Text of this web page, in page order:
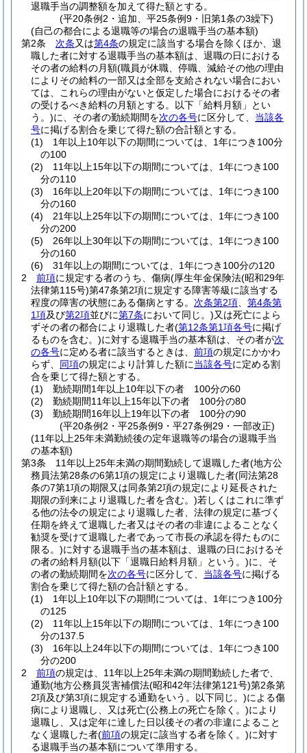
退職手当の調整額を加えて得た額とする。
(平20条例2・追加、平25条例9・旧第1条の3繰下)
(自己の都合による退職等の場合の退職手当の基本額)
第2条
次条又は第4条の規定に該当する場合を除くほか、退
職した者に対する退職手当の基本額は、退職の日における
その者の給料の月額(職員が休職、停職、減給その他の理由
によりその給料の一部又は全部を支給されない場合におい
ては、これらの理由がないと仮定した場合におけるその者
の受けるべき給料の月額とする。以下「給料月額」とい
う。)に、その者の勤続期間を次の各号に区分して、 当該各
号に掲げる割合を乗じて得た額の合計額とする。
(1)
1年以上10年以下の期間については、1年につき100分
の100
(2)
11年以上15年以下の期間については、1年につき100
分の110
(3)
16年以上20年以下の期間については、1年につき100
分の160
(4)
21年以上25年以下の期間については、1年につき100
分の200
(5)
26年以上30年以下の期間については、1年につき100
分の160
(6)
31年以上の期間については、1年につき100分の120
2
前項に規定する者のうち、傷病(厚生年金保険法(昭和29年
法律第115号)第47条第2項に規定する障害等級に該当する
程度の障害の状態にある傷病とする。 次条第2項
第4条第
1項及び第2項並びに第7条において同じ。)又は死亡によら
ずその者の都合により退職した者(第12条第1項各号に掲げ
るものを含む。)に対する退職手当の基本額は、その者が次
の各号に定める者に該当するときは、 前項の規定にかかわ
らず、 同項の規定により計算した額に当該各号に定める割
合を乗じて得た額とする。
(1)
勤続期間1年以上10年以下の者 100分の60
(2)
勤続期間11年以上15年以下の者 100分の80
(3)
勤続期間16年以上19年以下の者 100分の90
(平20条例2・平25条例9・平27条例29・一部改正)
(11年以上25年未満勤続後の定年退職等の場合の退職手当
の基本額)
第3条
11年以上25年未満の期間勤続して退職した者(地方公
務員法第28条の6第1項の規定により退職した者(同法第28
条の7第1項の期限又は同条第2項の規定により延長された
期限の到来により退職した者を含む。)若しくはこれに準ず
る他の法令の規定により退職した者、法律の規定に基づく
任期を終えて退職した者又はその者の非違によることなく
勧奨を受けて退職した者であって市長の承認を得たものに
限る。)に対する退職手当の基本額は、退職の日におけるそ
の者の給料月額(以下「退職日給料月額」という。)に、そ
の者の勤続期間を次の各号に区分して、 当該各号に掲げる
割合を乗じて得た額の合計額とする。
(1)
1年以上10年以下の期間については、1年につき100分
の125
(2)
11年以上15年以下の期間については、1年につき100
分の137.5
(3)
16年以上24年以下の期間については、1年につき100
分の200
2
前項の規定は、11年以上25年未満の期間勤続した者で、
通勤(地方公務員災害補償法(昭和42年法律第121号)第2条第
2項及び第3項に規定する通勤をいう。以下同じ。)による傷
病により退職し、又は死亡(公務上の死亡を除く。)により
退職し、又は定年に達した日以後その者の非違によること
なく退職した者(前項の規定に該当する者を除く。)に対す
る退職手当の基本額について準用する。